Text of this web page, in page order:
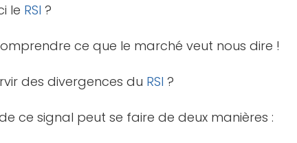
le RSI ?
ce que le marché veut nous dire !
des divergences du RSI ?
ce signal peut se faire de deux manières :